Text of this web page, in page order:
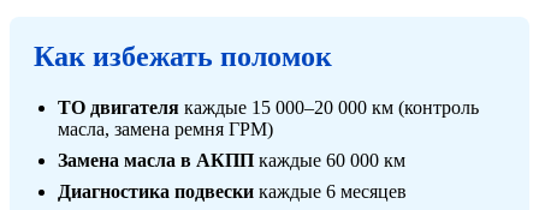
Как избежать поломок
ТО двигателя каждые 15 000–20 000 км (контроль
масла, замена ремня ГРМ)
Замена масла в АКПП каждые 60 000 км
Диагностика подвески каждые 6 месяцев